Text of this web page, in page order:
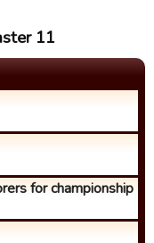
11
for championship